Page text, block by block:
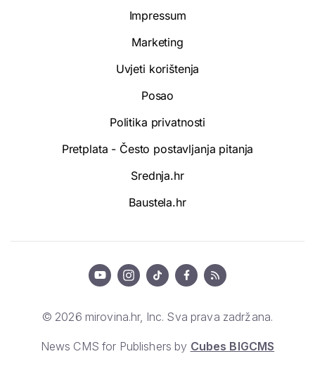
Impressum
Marketing
Uvjeti korištenja
Posao
Politika privatnosti
Pretplata - Često postavljanja pitanja
Srednja.hr
Baustela.hr
© 2026 mirovina.hr, Inc. Sva prava zadržana.
News CMS for Publishers by Cubes BIGCMS